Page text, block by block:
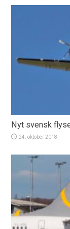
Nyt svensk
24. oktober 2018